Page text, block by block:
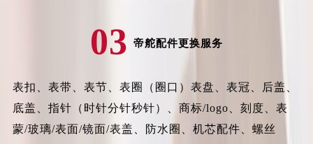
福建省龙岩市新罗区九一南路帝舵售后服务中心（需提前预约）
福建省南平市建阳区人民西路帝舵售后服务中心（需提前预约）
福建省莆田市城厢区霞林街道荔华东大道帝舵售后服务中心（需提前预约）
福建省三明市三元区东乾二路帝舵售后服务中心（需提前预约）
福建省漳州市龙文区步港路帝舵售后服务中心（需提前预约）
03 帝舵配件更换服务
表扣、表带、表节、表圈（圈口）表盘、表冠、后盖、
底盖、指针（时针分针秒针）、商标/logo、刻度、表
蒙/玻璃/表面/镜面/表盖、防水圈、机芯配件、螺丝